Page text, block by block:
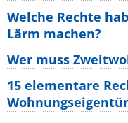
Welche Rechte
Lärm machen?
Wer muss
15 elementare